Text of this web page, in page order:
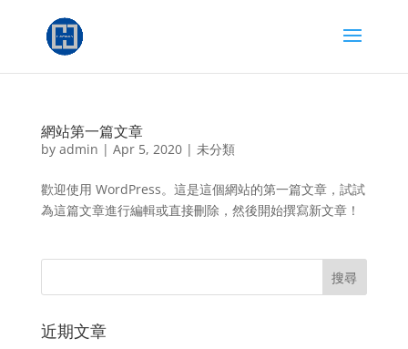
網站第一篇文章
by admin | Apr 5, 2020| 未分類
歡迎使用 WordPress。這是這個網站的第一篇文章，試試
為這篇文章進行編輯或直接刪除，然後開始撰寫新文章！
近期文章